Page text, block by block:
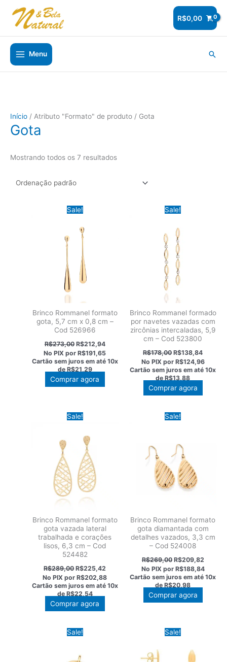
para
conteúdo
R$0,00
Menu
Início / Atributo "Formato" de produto / Gota
Gota
Mostrando todos os 7 resultados
Sale!
Brinco Rommanel formato
gota, 5,7 cm x 0,8 cm –
Cod 526966
R$273,00 O
preço
original
era:
R$273,00.
R$212,94O
preço
atual
é:
R$212,94.
No PIX porR$191,65
Cartão sem juros em até 10x
deR$21,29
Comprar agora
Sale!
Brinco Rommanel formado
por navetes vazadas com
zircônias intercaladas, 5,9
cm – Cod 523800
R$178,00O
preço
original
era:
R$178,00.
R$138,84
preço
atual
é:
No PIX por R$124,96
Cartão sem juros em até10x
de R$13,88
Comprar agora
Sale!
Brinco Rommanel formato
gota vazada lateral
trabalhada e corações
lisos, 6,3 cm – Cod
524482
R$289,00O
preço
original
era:
R$289,00.
R$225,42
preço
atual
é:
No PIX porR$202,88
Cartão sem juros em até 10x
deR$22,54
Comprar agora
Sale!
Brinco Rommanel formato
gota diamantada com
detalhes vazados, 3,3 cm
– Cod 524008
R$269,00 O
preço
original
era:
R$269,00.
R$209,82O
preço
atual
é:
No PIX por R$188,84
Cartão sem juros em até10x
de R$20,98
Comprar agora
Sale! Sale!